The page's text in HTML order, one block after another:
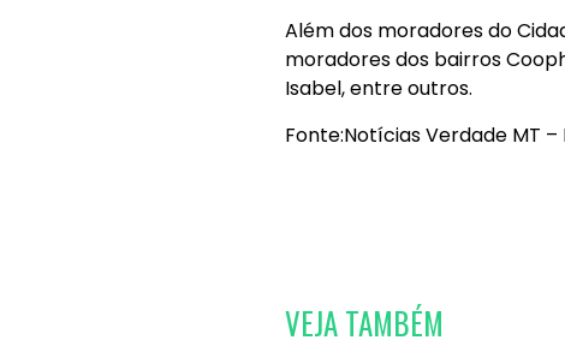
Além dos moradores do
moradores dos bairros
Isabel, entre outros.
Fonte:Notícias Verdade MT
VEJA TAMBÉM